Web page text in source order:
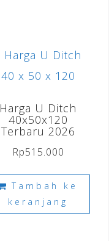
Harga U Ditch
40x50x120
Terbaru 2026
Rp515.000
Tambah ke
keranjang